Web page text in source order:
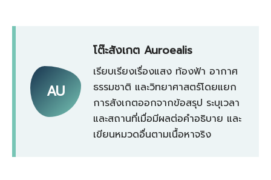
AU
โต๊ะสังเกต Auroealis
เรียบเรียงเรื่องแสง ท้องฟ้า อากาศ
ธรรมชาติ และวิทยาศาสตร์โดยแยก
การสังเกตออกจากข้อสรุป ระบุเวลา
และสถานที่เมื่อมีผลต่อคำอธิบาย และ
เขียนหมวดอื่นตามเนื้อหาจริง